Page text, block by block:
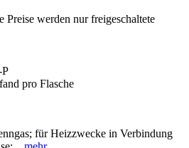
Preise werden nur freigeschaltete
pro Flasche
für Heizzwecke in Verbindung